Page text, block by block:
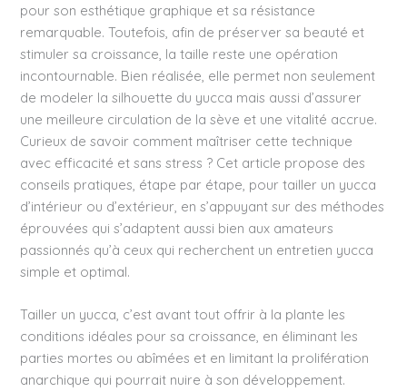
pour son esthétique graphique et sa résistance
remarquable. Toutefois, afin de préserver sa beauté et
stimuler sa croissance, la taille reste une opération
incontournable. Bien réalisée, elle permet non seulement
de modeler la silhouette du yucca mais aussi d’assurer
une meilleure circulation de la sève et une vitalité accrue.
Curieux de savoir comment maîtriser cette technique
avec efficacité et sans stress ? Cet article propose des
conseils pratiques, étape par étape, pour tailler un yucca
d’intérieur ou d’extérieur, en s’appuyant sur des méthodes
éprouvées qui s’adaptent aussi bien aux amateurs
passionnés qu’à ceux qui recherchent un entretien yucca
simple et optimal.
Tailler un yucca, c’est avant tout offrir à la plante les
conditions idéales pour sa croissance, en éliminant les
parties mortes ou abîmées et en limitant la prolifération
anarchique qui pourrait nuire à son développement.